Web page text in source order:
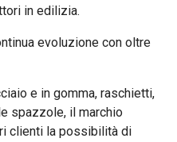
in edilizia.
evoluzione con oltre
e in gomma, raschietti,
spazzole, il marchio
clienti la possibilità di